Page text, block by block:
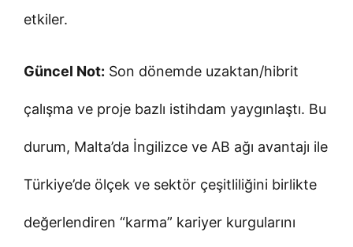
etkiler.
Güncel Not: Son dönemde uzaktan/hibrit
çalışma ve proje bazlı istihdam yaygınlaştı. Bu
durum, Malta’da İngilizce ve AB ağı avantajı ile
Türkiye’de ölçek ve sektör çeşitliliğini birlikte
değerlendiren “karma” kariyer kurgularını